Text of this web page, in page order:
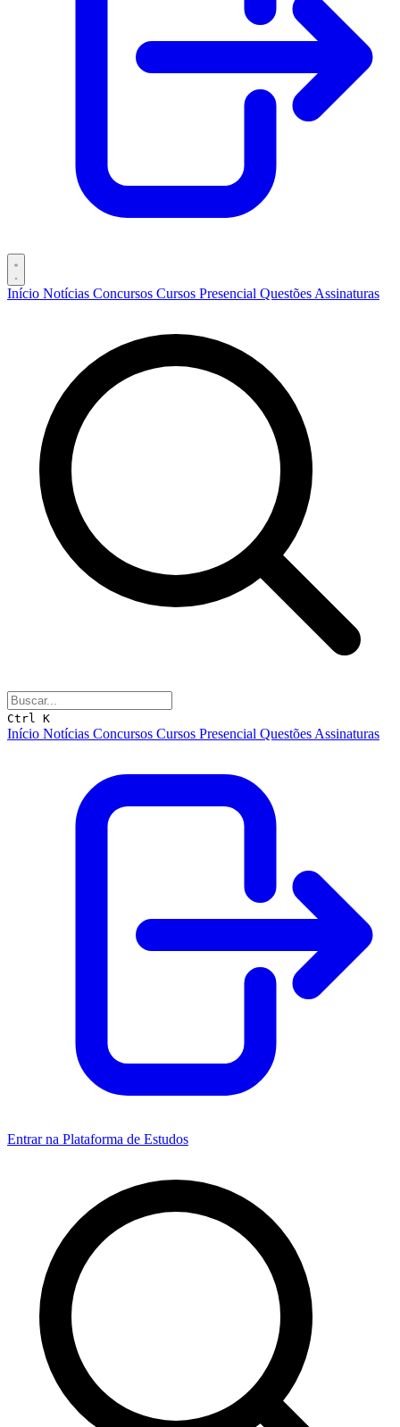
Início Notícias Concursos Cursos Presencial Questões Assinaturas
Ctrl K
Início Notícias Concursos Cursos Presencial Questões Assinaturas
Entrar na Plataforma de Estudos